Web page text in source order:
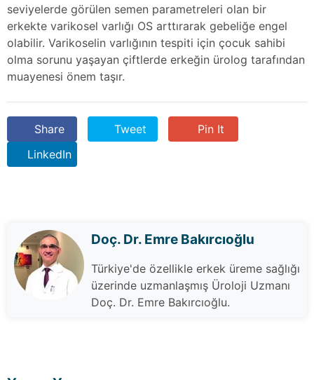
seviyelerde görülen semen parametreleri olan bir
erkekte varikosel varlığı OS arttırarak gebeliğe engel
olabilir. Varikoselin varlığının tespiti için çocuk sahibi
olma sorunu yaşayan çiftlerde erkeğin ürolog tarafından
muayenesi önem taşır.
Share Tweet
Pin It
LinkedIn
Doç. Dr. Emre Bakırcıoğlu
Türkiye'de özellikle erkek üreme sağlığı
üzerinde uzmanlaşmış Üroloji Uzmanı
Doç. Dr. Emre Bakırcıoğlu.